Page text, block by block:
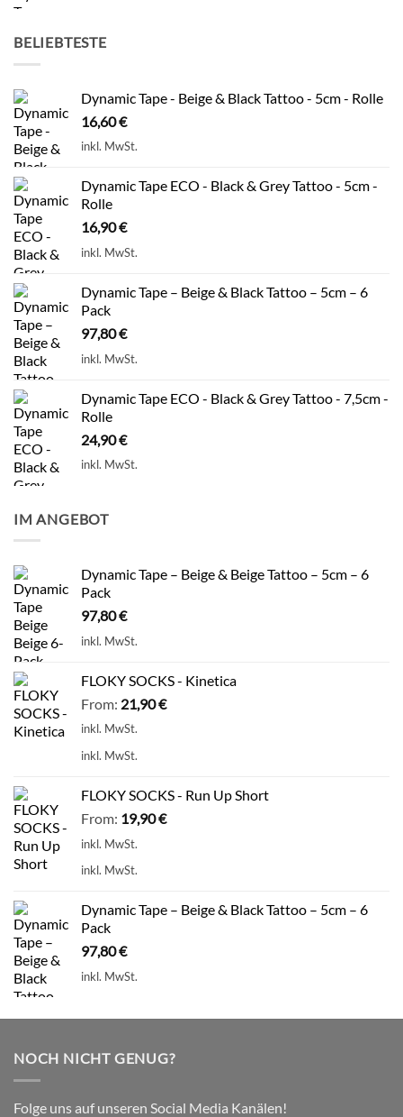
BELIEBTESTE
Dynamic Tape - Beige & Black Tattoo - 5cm - Rolle
16,60€
inkl. MwSt.
Dynamic Tape ECO - Black & Grey Tattoo - 5cm -
Rolle
16,90€
inkl. MwSt.
Dynamic Tape – Beige & Black Tattoo – 5cm – 6
Pack
97,80€
inkl. MwSt.
Dynamic Tape ECO - Black & Grey Tattoo - 7,5cm -
Rolle
24,90€
inkl. MwSt.
IM ANGEBOT
Dynamic Tape – Beige & Beige Tattoo – 5cm – 6
Pack
97,80€
inkl. MwSt.
FLOKY SOCKS - Kinetica
From: 21,90€
inkl. MwSt.
inkl. MwSt.
FLOKY SOCKS - Run Up Short
From: 19,90€
inkl. MwSt.
inkl. MwSt.
Dynamic Tape – Beige & Black Tattoo – 5cm – 6
Pack
97,80€
inkl. MwSt.
NOCH NICHT GENUG?
Folge uns auf unseren Social Media Kanälen!